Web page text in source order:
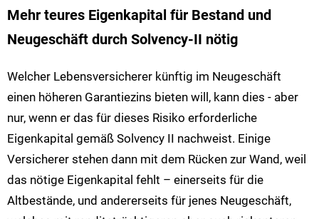
Mehr teures Eigenkapital für Bestand und
Neugeschäft durch Solvency-II nötig
Welcher Lebensversicherer künftig im Neugeschäft
einen höheren Garantiezins bieten will, kann dies - aber
nur, wenn er das für dieses Risiko erforderliche
Eigenkapital gemäß Solvency II nachweist. Einige
Versicherer stehen dann mit dem Rücken zur Wand, weil
das nötige Eigenkapital fehlt – einerseits für die
Altbestände, und andererseits für jenes Neugeschäft,